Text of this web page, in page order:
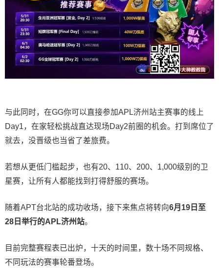
与此同时，在GG你可以直接参加APL济州站主赛事的线上
Day1，在家轻松挑战直达现场Day2前圈的机会。打到席位了
就去，没晋级也当省了差旅费。
若想从更低门槛起步，也有20、110、200、1,000级别的卫
星赛，让所有人都能找到打得舒服的赛场。
随着APT台北站的成功收场，接下来焦点将转向6月 19 日至
28 日举行的APL济州站。
目前完整赛程表已出炉，十天的时间里，数十场不同规格、
不同玩法的赛事轮番登场。